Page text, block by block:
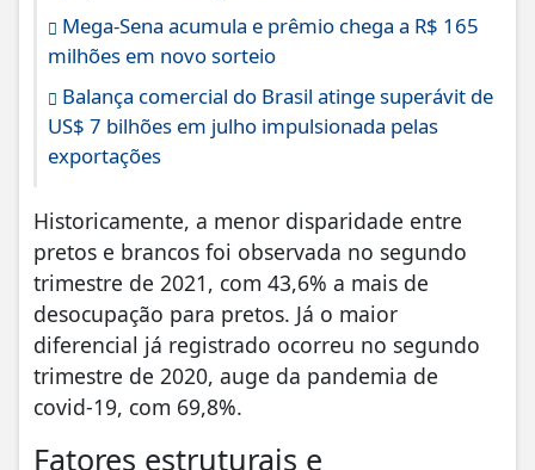
Mega-Sena acumula e prêmio chega a R$ 165
milhões em novo sorteio
Balança comercial do Brasil atinge superávit de
US$ 7 bilhões em julho impulsionada pelas
exportações
Historicamente, a menor disparidade entre
pretos e brancos foi observada no segundo
trimestre de 2021, com 43,6% a mais de
desocupação para pretos. Já o maior
diferencial já registrado ocorreu no segundo
trimestre de 2020, auge da pandemia de
covid-19, com 69,8%.
Fatores estruturais e